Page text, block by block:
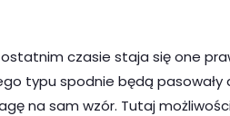
czasie staja się one
typu spodnie będą pasowały
na sam wzór. Tutaj